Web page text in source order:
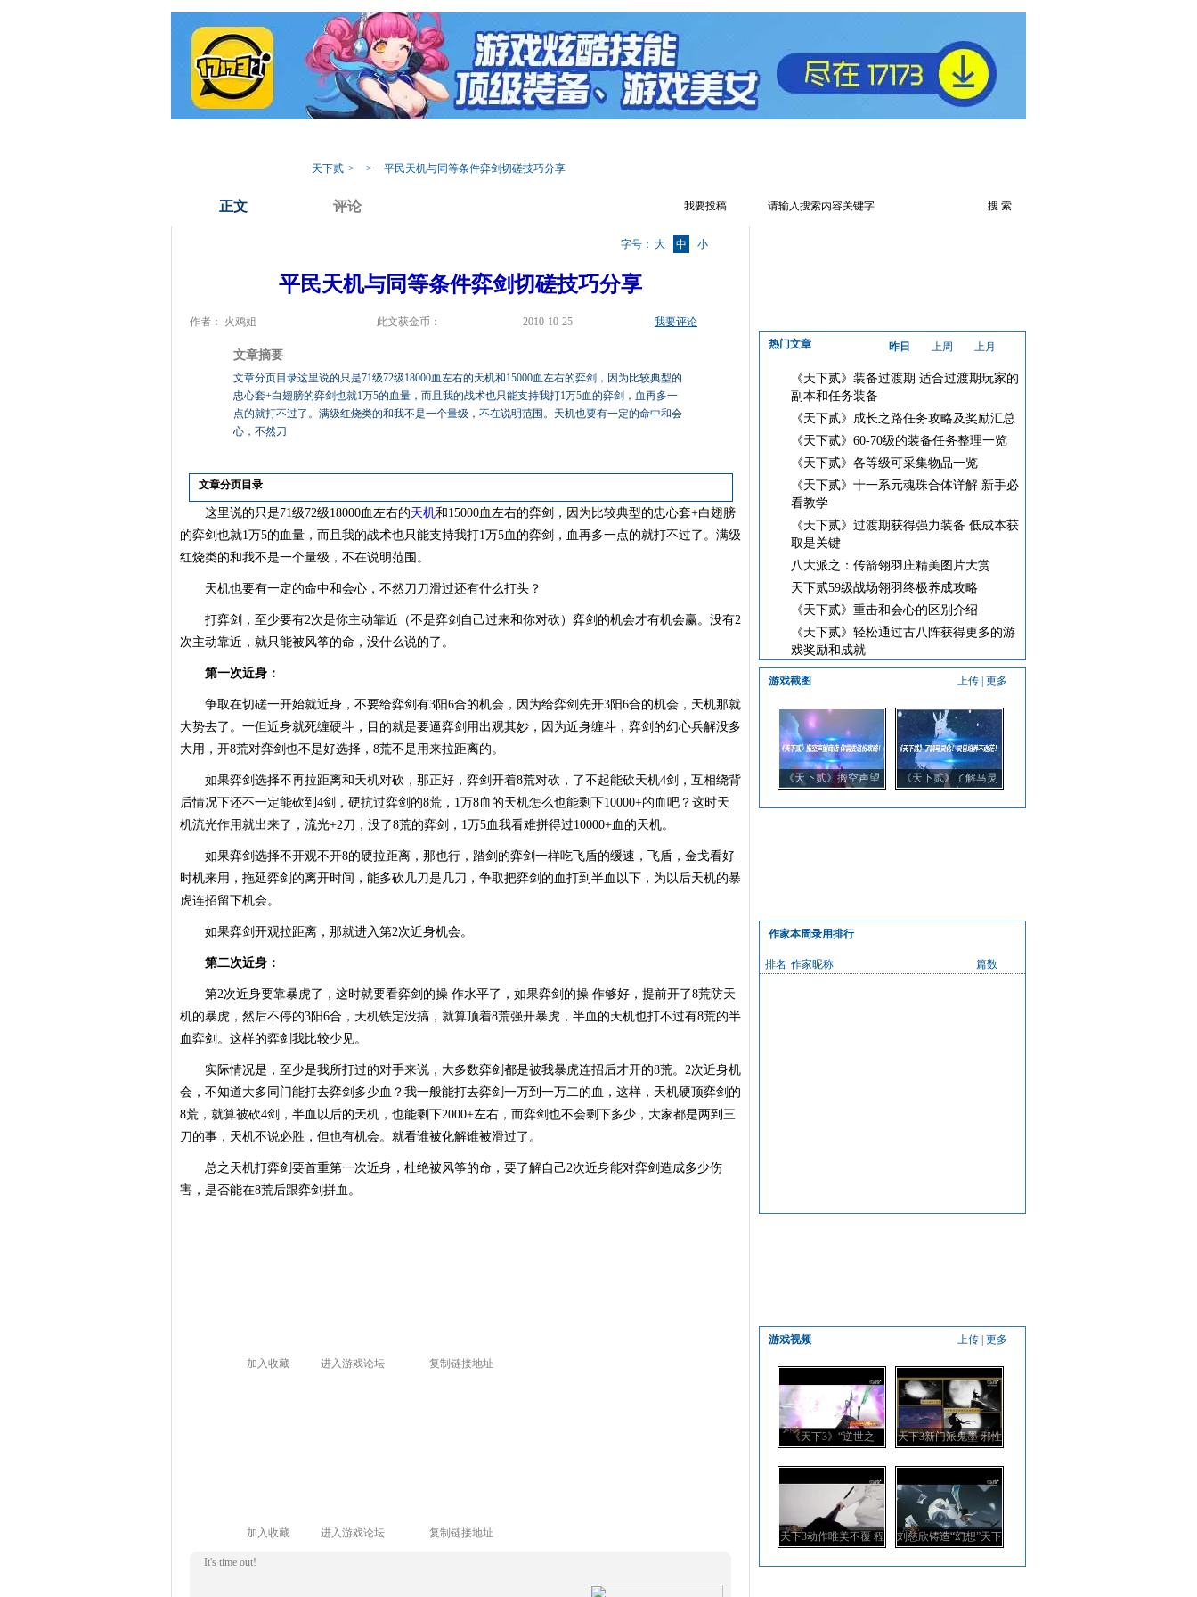
天下贰 > > 平民天机与同等条件弈剑切磋技巧分享
正文 评论 我要投稿
字号： 大 中 小
平民天机与同等条件弈剑切磋技巧分享
作者： 火鸡姐 此文获金币： 2010-10-25 我要评论
文章摘要
文章分页目录这里说的只是71级72级18000血左右的天机和15000血左右的弈剑，因为比较典型的
忠心套+白翅膀的弈剑也就1万5的血量，而且我的战术也只能支持我打1万5血的弈剑，血再多一
点的就打不过了。满级红烧类的和我不是一个量级，不在说明范围。天机也要有一定的命中和会
心，不然刀
文章分页目录
这里说的只是71级72级18000血左右的天机和15000血左右的弈剑，因为比较典型的忠心套+白翅膀
的弈剑也就1万5的血量，而且我的战术也只能支持我打1万5血的弈剑，血再多一点的就打不过了。满级
红烧类的和我不是一个量级，不在说明范围。
天机也要有一定的命中和会心，不然刀刀滑过还有什么打头？
打弈剑，至少要有2次是你主动靠近（不是弈剑自己过来和你对砍）弈剑的机会才有机会赢。没有2
次主动靠近，就只能被风筝的命，没什么说的了。
第一次近身：
争取在切磋一开始就近身，不要给弈剑有3阳6合的机会，因为给弈剑先开3阳6合的机会，天机那就
大势去了。一但近身就死缠硬斗，目的就是要逼弈剑用出观其妙，因为近身缠斗，弈剑的幻心兵解没多
大用，开8荒对弈剑也不是好选择，8荒不是用来拉距离的。
如果弈剑选择不再拉距离和天机对砍，那正好，弈剑开着8荒对砍，了不起能砍天机4剑，互相绕背
后情况下还不一定能砍到4剑，硬抗过弈剑的8荒，1万8血的天机怎么也能剩下10000+的血吧？这时天
机流光作用就出来了，流光+2刀，没了8荒的弈剑，1万5血我看难拼得过10000+血的天机。
如果弈剑选择不开观不开8的硬拉距离，那也行，踏剑的弈剑一样吃飞盾的缓速，飞盾，金戈看好
时机来用，拖延弈剑的离开时间，能多砍几刀是几刀，争取把弈剑的血打到半血以下，为以后天机的暴
虎连招留下机会。
如果弈剑开观拉距离，那就进入第2次近身机会。
第二次近身：
第2次近身要靠暴虎了，这时就要看弈剑的操 作水平了，如果弈剑的操 作够好，提前开了8荒防天
机的暴虎，然后不停的3阳6合，天机铁定没搞，就算顶着8荒强开暴虎，半血的天机也打不过有8荒的半
血弈剑。这样的弈剑我比较少见。
实际情况是，至少是我所打过的对手来说，大多数弈剑都是被我暴虎连招后才开的8荒。2次近身机
会，不知道大多同门能打去弈剑多少血？我一般能打去弈剑一万到一万二的血，这样，天机硬顶弈剑的
8荒，就算被砍4剑，半血以后的天机，也能剩下2000+左右，而弈剑也不会剩下多少，大家都是两到三
刀的事，天机不说必胜，但也有机会。就看谁被化解谁被滑过了。
总之天机打弈剑要首重第一次近身，杜绝被风筝的命，要了解自己2次近身能对弈剑造成多少伤
害，是否能在8荒后跟弈剑拼血。
加入收藏 进入游戏论坛 复制链接地址
加入收藏 进入游戏论坛 复制链接地址
It's time out!
热门文章 昨日 上周 上月
《天下贰》装备过渡期 适合过渡期玩家的
副本和任务装备
《天下贰》成长之路任务攻略及奖励汇总
《天下贰》60-70级的装备任务整理一览
《天下贰》各等级可采集物品一览
《天下贰》十一系元魂珠合体详解 新手必
看教学
《天下贰》过渡期获得强力装备 低成本获
取是关键
八大派之：传箭翎羽庄精美图片大赏
天下贰59级战场翎羽终极养成攻略
《天下贰》重击和会心的区别介绍
《天下贰》轻松通过古八阵获得更多的游
戏奖励和成就
上传 更多
游戏截图
《天下贰》搬空声望
《天下贰》了解马灵
作家本周录用排行
篇数
排名 作家昵称
上传 更多
游戏视频
《天下3》“逆世之
天下3新门派鬼墨 邪性
天下3动作唯美不覆 程
刘慈欣铸造“幻想”天下